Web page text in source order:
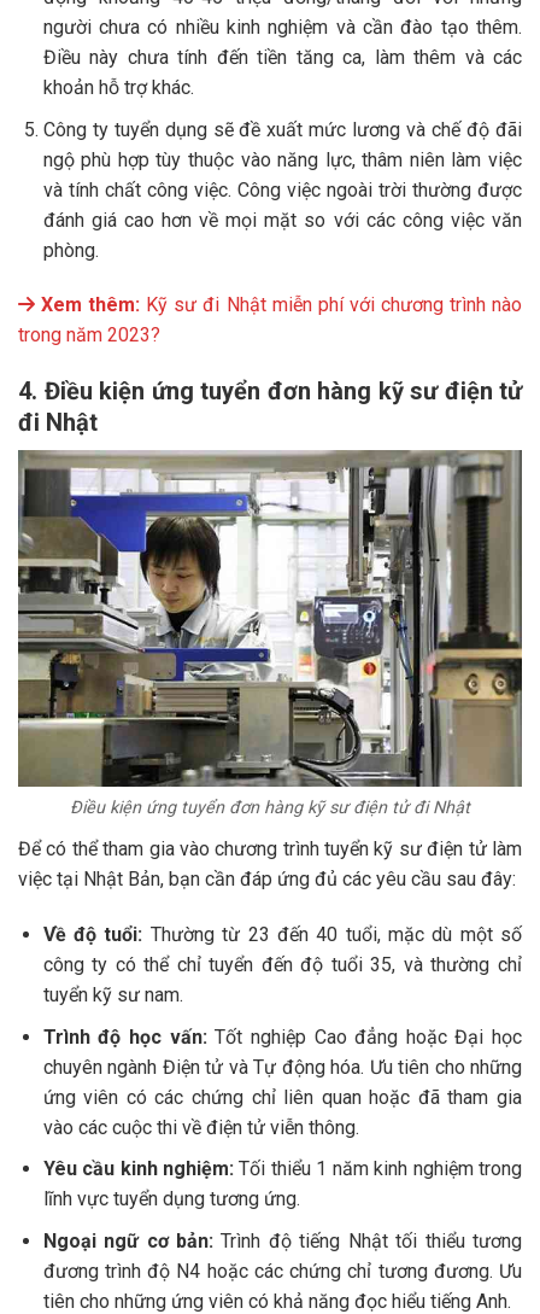
người chưa có nhiều kinh nghiệm và cần đào tạo thêm.
Điều này chưa tính đến tiền tăng ca, làm thêm và các
khoản hỗ trợ khác.
Công ty tuyển dụng sẽ đề xuất mức lương và chế độ đãi
ngộ phù hợp tùy thuộc vào năng lực, thâm niên làm việc
và tính chất công việc. Công việc ngoài trời thường được
đánh giá cao hơn về mọi mặt so với các công việc văn
phòng.
Xem thêm: Kỹ sư đi Nhật miễn phí với chương trình nào
trong năm 2023?
4. Điều kiện ứng tuyển đơn hàng kỹ sư điện tử
đi Nhật
Điều kiện ứng tuyển đơn hàng kỹ sư điện tử đi Nhật
Để có thể tham gia vào chương trình tuyển kỹ sư điện tử làm
việc tại Nhật Bản, bạn cần đáp ứng đủ các yêu cầu sau đây:
Về độ tuổi: Thường từ 23 đến 40 tuổi, mặc dù một số
công ty có thể chỉ tuyển đến độ tuổi 35, và thường chỉ
tuyển kỹ sư nam.
Trình độ học vấn: Tốt nghiệp Cao đẳng hoặc Đại học
chuyên ngành Điện tử và Tự động hóa. Ưu tiên cho những
ứng viên có các chứng chỉ liên quan hoặc đã tham gia
vào các cuộc thi về điện tử viễn thông.
Yêu cầu kinh nghiệm: Tối thiểu 1 năm kinh nghiệm trong
lĩnh vực tuyển dụng tương ứng.
Ngoại ngữ cơ bản: Trình độ tiếng Nhật tối thiểu tương
đương trình độ N4 hoặc các chứng chỉ tương đương. Ưu
tiên cho những ứng viên có khả năng đọc hiểu tiếng Anh.